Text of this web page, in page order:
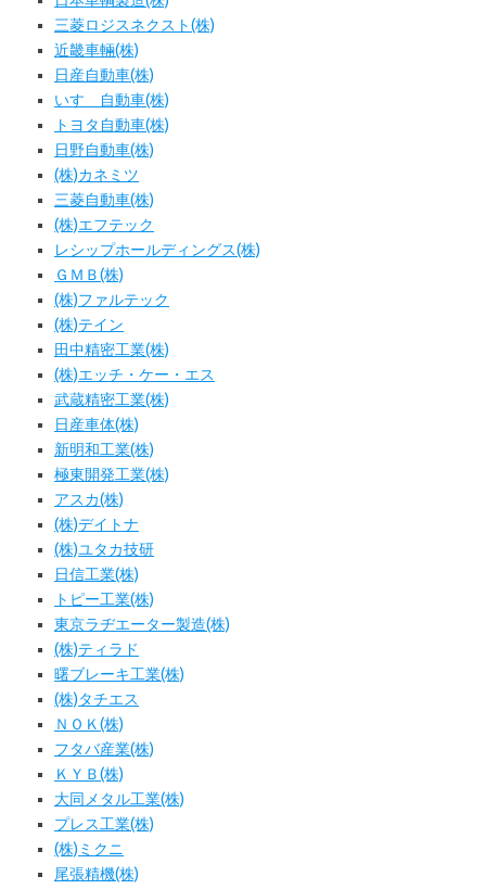
三菱ロジスネクスト(株)
近畿車輛(株)
日産自動車(株)
いすゞ自動車(株)
トヨタ自動車(株)
日野自動車(株)
(株)カネミツ
三菱自動車(株)
(株)エフテック
レシップホールディングス(株)
ＧＭＢ(株)
(株)ファルテック
(株)テイン
田中精密工業(株)
(株)エッチ・ケー・エス
武蔵精密工業(株)
日産車体(株)
新明和工業(株)
極東開発工業(株)
アスカ(株)
(株)デイトナ
(株)ユタカ技研
日信工業(株)
トピー工業(株)
東京ラヂエーター製造(株)
(株)ティラド
曙ブレーキ工業(株)
(株)タチエス
ＮＯＫ(株)
フタバ産業(株)
ＫＹＢ(株)
大同メタル工業(株)
プレス工業(株)
(株)ミクニ
尾張精機(株)